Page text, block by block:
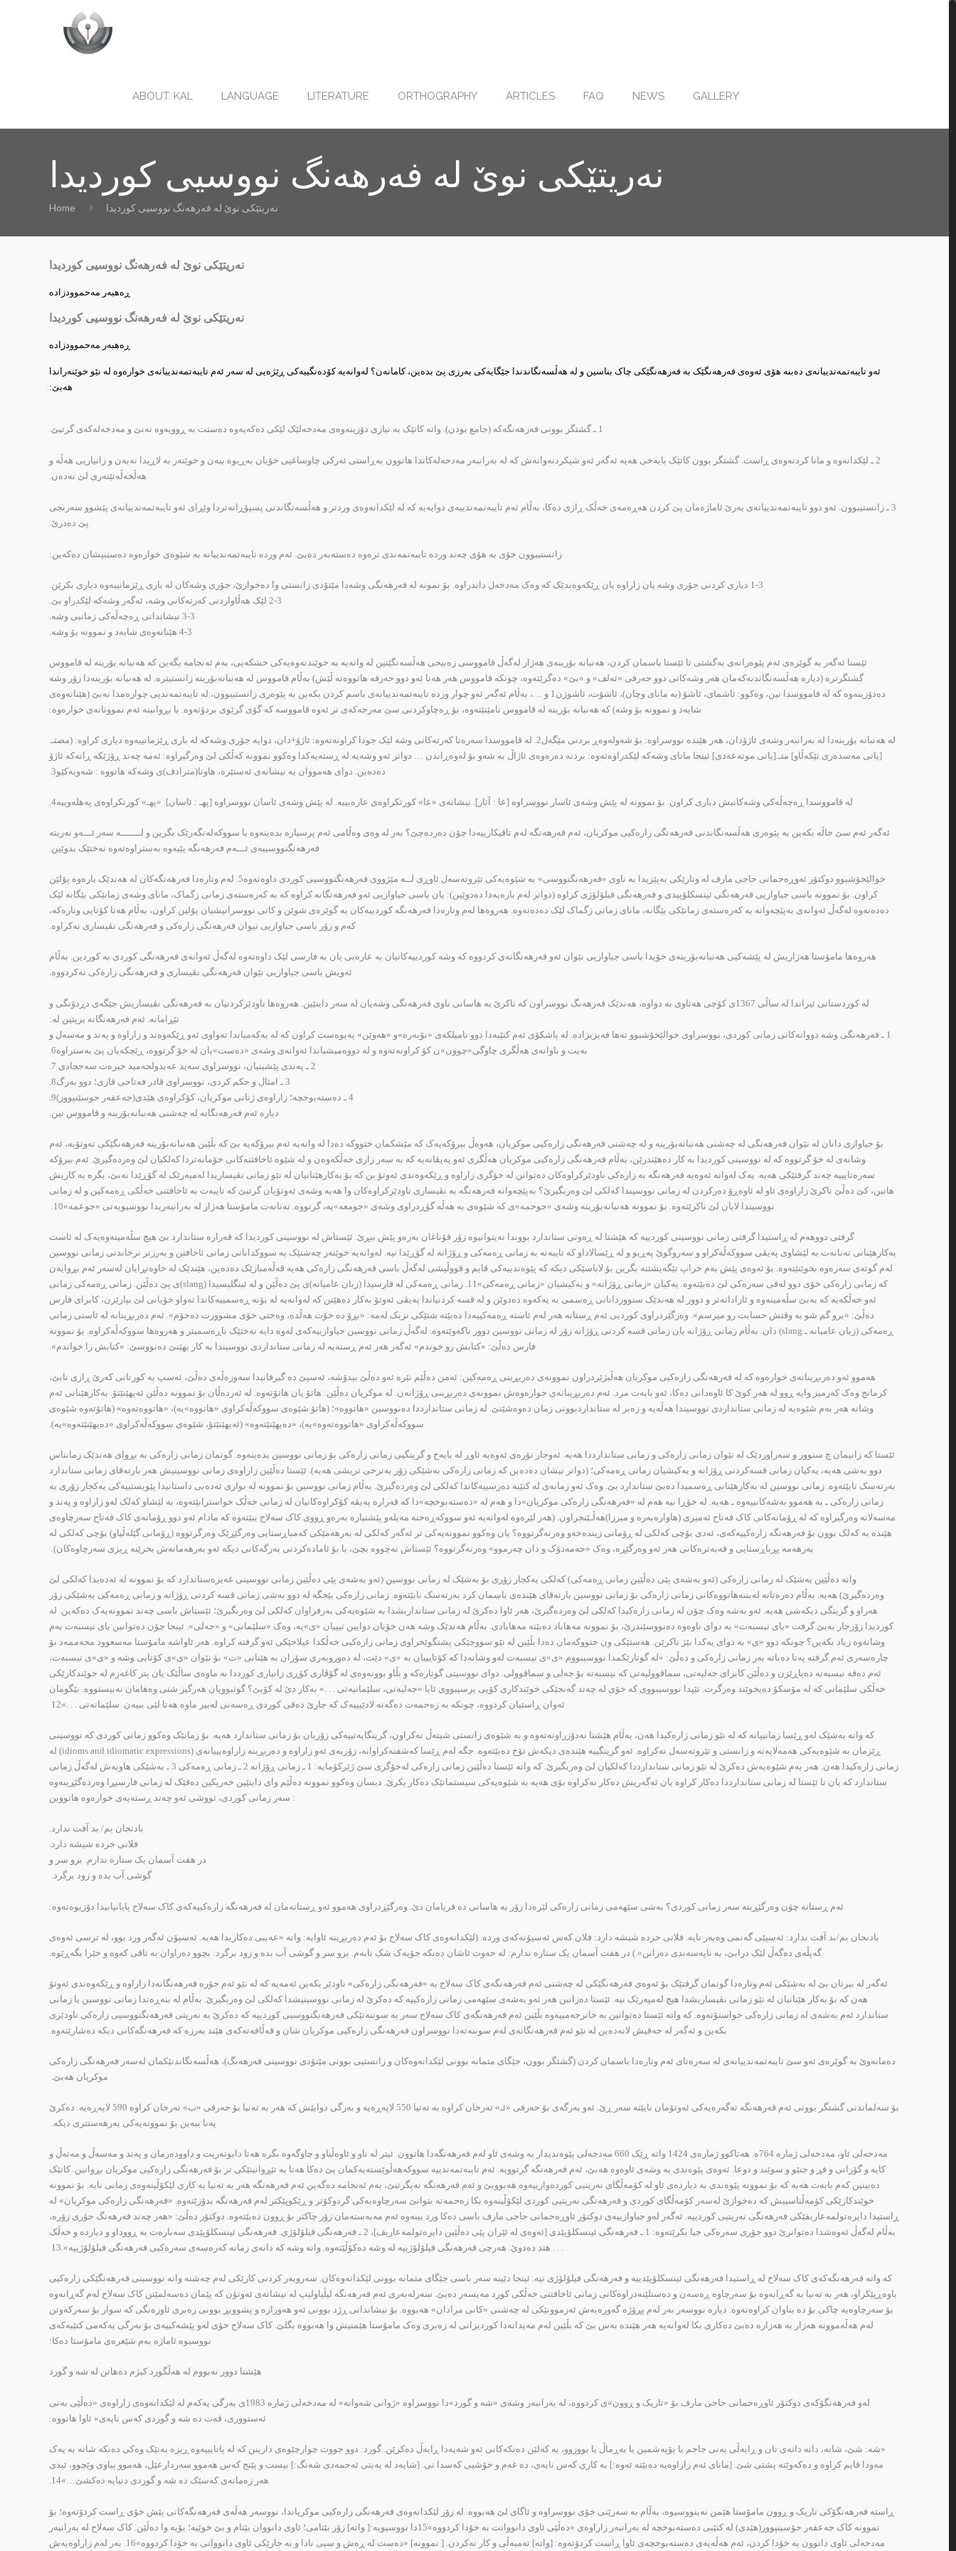
ABOUT. KAL LANGUAGE LITERATURE ORTHOGRAPHY ARTICLES FAQ NEWS GALLERY
نه‌ریتێکی نوێ له‌ فه‌رهه‌نگ نووسیی کوردیدا
Home نه‌ریتێکی نوێ له‌ فه‌رهه‌نگ نووسیی کوردیدا
نه‌ریتێکی نوێ له‌ فه‌رهه‌نگ نووسیی کوردیدا
نه‌ریتێکی نوێ له‌ فه‌رهه‌نگ نووسیی کوردیدا
ئه‌و تایبه‌تمه‌ندییانه‌ی ده‌بنه‌ هۆی ئه‌وه‌ی فه‌رهه‌نگێک به‌ فه‌رهه‌نگێکی چاک بناسین و له‌ هه‌ڵسه‌نگاندندا جێگایه‌کی به‌رزی پێ بده‌ین، کامانه‌ن؟ له‌وانه‌یه‌ کۆده‌نگییه‌کی ڕێژه‌یی له‌ سه‌ر ئه‌م تایبه‌تمه‌ندییانه‌ی خواره‌وه‌ له‌ نێو خوێنه‌راندا
هه‌بێ:
1 ـ گشتگر بوونی فه‌رهه‌نگه‌که‌ (جامع بودن). واته‌ کاتێک به‌ نیازی دۆزینه‌وه‌ی مه‌دخه‌لێک لێکی ده‌که‌یه‌وه‌ ده‌ستت به‌ ڕوویه‌وه‌ نه‌نێ و مه‌دخه‌له‌که‌ی گرتبێ.
2 ـ لێکدانه‌وه‌ و مانا کردنه‌وه‌ی ڕاست. گشتگر بوون کاتێک بایه‌خی هه‌یه‌ ئه‌گه‌ر ئه‌و شیکردنه‌وانه‌ش که‌ له‌ به‌رانبه‌ر مه‌دخه‌له‌کاندا هاتوون به‌ڕاستی ئه‌رکی چاوساغیی خۆیان به‌ڕیوه‌ ببه‌ن و خوێنه‌ر به‌ لاڕیدا نه‌به‌ن و زانیاریی هه‌ڵه‌ و
هه‌ڵخه‌ڵه‌تێنه‌ری لێ نه‌ده‌ن.
3 ـ زانستیبوون. ئه‌و دوو تایبه‌تمه‌ندییانه‌ی به‌رێ ئاماژه‌مان پێ کردن هه‌ڕه‌مه‌ی خه‌ڵک ڕازی ده‌کا، به‌ڵام ئه‌م تایبه‌تمه‌ندییه‌ی دوایه‌یه‌ که‌ له‌ لێکدانه‌وه‌ی وردتر و هه‌ڵسه‌نگاندنی پسپۆڕانه‌تردا وێڕای ئه‌و تایبه‌تمه‌ندییانه‌ی پێشوو سه‌رنجی
پێ ده‌درێ.
زانستیبوون خۆی به‌ هۆی چه‌ند ورده‌ تایبه‌تمه‌ندی تره‌وه‌ ده‌سته‌به‌ر ده‌بێ. ئه‌م ورده‌ تایبه‌تمه‌ندییانه‌ به‌ شێوه‌ی خواره‌وه‌ ده‌ستنیشان ده‌که‌ین:
1-3 دیاری کردنی جۆری وشه‌ یان زاراوه‌ یان ڕێکه‌وه‌ندێک که‌ وه‌ک مه‌دخه‌ل داندراوه‌. بۆ نمونه‌ له‌ فه‌رهه‌نگی وشه‌دا مێتۆدی زانستی وا ده‌خوازێ، جۆری وشه‌کان له‌ باری ڕێزمانییه‌وه‌ دیاری بکرێن.
2-3 لێک هه‌ڵاواردنی که‌رته‌کانی وشه‌، ئه‌گه‌ر وشه‌که‌ لێکدراو بێ.
3-3 نیشاندانی ڕه‌چه‌ڵه‌کی زمانیی وشه‌.
4-3 هێنانه‌وه‌ی شایه‌د و نموونه‌ بۆ وشه‌.
ئێستا ئه‌گه‌ر به‌ گوێره‌ی ئه‌م پێوه‌رانه‌ی به‌گشتی تا ئێستا باسمان کردن، هه‌نبانه‌ بۆرینه‌ی هه‌ژار له‌گه‌ڵ قامووسی زه‌بیحی هه‌ڵسه‌نگێنین له‌ وانه‌یه‌ به‌ خوێندنه‌وه‌یه‌کی خشکه‌یی، به‌م ئه‌نجامه‌ بگه‌ین که‌ هه‌نبانه‌ بۆرینه‌ له‌ قامووس
گشتگرتره‌ (دیاره‌ هه‌ڵسه‌نگاندنه‌که‌مان هه‌ر وشه‌کانی دوو حه‌رفی «ئه‌لف» و «بێ» ده‌گرێته‌وه‌، چونکه‌ قامووس هه‌ر هه‌تا ئه‌و دوو حه‌رفه‌ هاتووه‌ته‌ ڵێش) به‌ڵام قامووس له‌ هه‌نبانه‌بۆرینه‌ زانستیتره‌. له‌ هه‌نبانه‌ بۆرینه‌دا زۆر وشه‌
ده‌دۆزینه‌وه‌ که‌ له‌ قامووسدا نین، وه‌کوو: ئاشمای، ئاشۆ (به‌ مانای وچان)، ئاشۆت، ئاشوژن1 و …، به‌ڵام ئه‌گه‌ر ئه‌و چوار ورده‌ تایبه‌تمه‌ندییانه‌ی باسم کردن بکه‌ین به‌ پێوه‌ری زانستیبوون، له‌ تایبه‌تمه‌ندیی چواره‌مدا نه‌بێ (هێنانه‌وه‌ی
شایه‌د و نموونه‌ بۆ وشه‌) که‌ هه‌نبانه‌ بۆرینه‌ له‌ قامووس نامێنێته‌وه‌، بۆ ڕه‌چاوکردنی سێ مه‌رجه‌که‌ی تر ئه‌وه‌ قامووسه‌ که‌ گۆی گرێوی بردۆته‌وه‌. با بڕوانینه‌ ئه‌م نموونانه‌ی خواره‌وه‌:
له‌ هه‌نبانه‌ بۆرینه‌دا له‌ به‌رانبه‌ر وشه‌ی ئاژۆدان، هه‌ر هێنده‌ نووسراوه‌: بۆ شه‌وله‌وه‌ڕ بردنی مێگه‌ل2. له‌ قامووسدا سه‌ره‌تا که‌رته‌کانی وشه‌ لێک جودا کراونه‌ته‌وه‌: ئاژۆ+دان، دوایه‌ جۆری وشه‌که‌ له‌ باری ڕێزمانییه‌وه‌ دیاری کراوه‌: (مصتـ.
[یانی مه‌سده‌ری تێکه‌ڵاو] متـ.[یانی موته‌عه‌دی] ئینجا مانای وشه‌که‌ لێکدراوه‌ته‌وه‌: بردنه‌ ده‌ره‌وه‌ی ئاژاڵ به‌ شه‌و بۆ له‌وه‌ڕاندن … دواتر ئه‌و وشه‌یه‌ له‌ ڕسته‌یه‌کدا وه‌کوو نموونه‌ که‌ڵکی لێ وه‌رگیراوه‌: ئه‌مه‌ چه‌ند ڕۆژێکه‌ ڕانه‌که‌ ئاژۆ
ده‌ده‌ین. دوای هه‌مووان به‌ نیشانه‌ی ئه‌ستێره‌، هاوتا(مترادف)ی وشه‌که‌ هاتووه‌ : شه‌وبه‌کێو3.
له‌ قامووسدا ڕه‌چه‌ڵه‌کی وشه‌کانیش دیاری کراون. بۆ نموونه‌ له‌ پێش وشه‌ی ئاسار نووسراوه ‌[عا : آثار]. نیشانه‌ی «عا» کورتکراوه‌ی عاره‌بییه‌. له‌ پێش وشه‌ی ئاسان نووسراوه‌ [پهـ : ئاسان]. «پهـ» کورتکراوه‌ی په‌هله‌وییه‌4.
ئه‌گه‌ر ئه‌م سێ خاڵه‌ بکه‌ین به‌ پێوه‌ری هه‌ڵسه‌نگاندنی فه‌رهه‌نگی زاره‌کیی موکریان، ئه‌م فه‌رهه‌نگه‌ له‌م تاقیکارییه‌دا چۆن ده‌رده‌چێ؟ به‌ر له‌ وه‌ی وه‌ڵامی ئه‌م پرسیاره‌ بده‌ینه‌وه‌ با سووکه‌له‌نگه‌رێک بگرین و لـــــــه‌ سه‌ر ئـــه‌و نه‌ریته‌
فه‌رهه‌نگنووسییه‌ی ئـــه‌م فه‌رهه‌نگه‌ پێیه‌وه‌ به‌ستراوه‌ته‌وه‌ نه‌ختێک بدوێین.
خوالێخۆشبوو دوکتۆر ئه‌وڕه‌حمانی حاجی مارف له‌ وتارێکی به‌پێزیدا به‌ ناوی «فه‌رهه‌نگنووسی» به‌ شێوه‌یه‌کی تێروته‌سه‌ل ئاوڕی لــه‌ مێژووی فه‌رهه‌نگنووسیی کوردی داوه‌ته‌وه‌5. له‌م وتاره‌دا فه‌رهه‌نگه‌کان له‌ هه‌ندێک باره‌وه‌ پۆلێن
کراون. بۆ نموونه‌ باسی جیاوازیی فه‌رهه‌نگی ئینسکلۆپیدی و فه‌رهه‌نگی فیلۆلۆژی کراوه‌ (دواتر له‌م باره‌یه‌دا ده‌دوێین): یان باسی جیاوازیی ئه‌و فه‌رهه‌نگانه‌ کراوه‌ که‌ به‌ که‌ره‌سته‌ی زمانی زگماک، مانای وشه‌ی زمانێکی بێگانه‌ لێک
ده‌ده‌نه‌وه‌ له‌گه‌ڵ ئه‌وانه‌ی به‌پێچه‌وانه‌ به‌ که‌ره‌سته‌ی زمانێکی بێگانه‌، مانای زمانی زگماک لێک ده‌ده‌نه‌وه‌. هه‌روه‌ها له‌م وتاره‌دا فه‌رهه‌نگه‌ کوردییه‌کان به‌ گوێره‌ی شوێن و کاتی نووسرانیشیان پۆلین کراون، به‌ڵام هه‌تا کۆتایی وتاره‌که‌،
که‌م و زۆر باسی جیاوازیی نیوان فه‌رهه‌نگی زاره‌کی و فه‌رهه‌نگی نڤیساری نه‌کراوه‌.
هه‌روه‌ها مامۆستا هه‌ژاریش له‌ پێشه‌کیی هه‌نبانه‌بۆرینه‌ی خۆیدا باسی جیاوازیی نێوان ئه‌و فه‌رهه‌نگانه‌ی کردووه‌ که‌ وشه‌ کوردییه‌کانیان به‌ عاره‌بی یان به‌ فارسی لێک داوه‌ته‌وه‌ له‌گه‌ڵ ئه‌وانه‌ی فه‌رهه‌نگی کوردی به‌ کوردین. به‌ڵام
ئه‌ویش باسی جیاوازیی نێوان فه‌رهه‌نگی نڤیساری و فه‌رهه‌نگی زاره‌کی نه‌کردووه‌.
له‌ کوردستانی ئیراندا له‌ ساڵی 1367ی کۆچی هه‌تاوی به‌ دواوه‌، هه‌ندێک فه‌رهه‌نگ نووسراون که‌ ناکرێ به‌ هاسانی ناوی فه‌رهه‌نگی وشه‌یان له‌ سه‌ر دابنێین. هه‌روه‌ها ناودێرکردنیان به‌ فه‌رهه‌نگی نڤیساریش جێگه‌ی دڕدۆنگی و
تێڕامانه‌. ئه‌م فه‌رهه‌نگانه‌ بریتین له‌:
1 ـ فه‌رهه‌نگی وشه‌ دووانه‌کانی زمانی کوردی، نووسراوی خوالێخۆشبوو ته‌ها فه‌یزیزاده‌. له‌ پاشکۆی ئه‌م کتێبه‌دا دوو نامیلکه‌ی «نۆبه‌ره‌»و «هه‌وێن» په‌یوه‌ست کراون که‌ له‌ یه‌که‌میاندا ته‌واوی ئه‌و ڕێکه‌وه‌ند و زاراوه‌ و په‌ند و مه‌سه‌ل و
به‌یت و باوانه‌ی هه‌ڵگری چاوگی«چوون»ن کۆ کراونه‌ته‌وه‌ و له‌ دووه‌میشیاندا ئه‌وانه‌ی وشه‌ی «ده‌ست»یان له‌ خۆ گرتووه‌، ڕێچکه‌یان پێ به‌ستراوه‌6.
2 ـ په‌ندی پێشینیان، نووسراوی سه‌ید عه‌بدولحه‌مید حیره‌ت سه‌ججادی 7.
3 ـ امثال و حکم کردی، نووسراوی قادر فه‌تاحی قازی؛ دوو به‌رگ8.
4 ـ ده‌سته‌بوخچه‌؛ زاراوه‌ی ژنانی موکریان، کۆکراوه‌ی هێدی(جه‌عفه‌ر حوسێنپوور)9.
دیاره‌ ئه‌م فه‌رهه‌نگانه‌ له‌ چه‌شنی هه‌نبانه‌بۆرینه‌ و قامووس نین.
بۆ جیاوازی دانان له‌ نێوان فه‌رهه‌نگی له‌ چه‌شنی هه‌نبانه‌بۆرینه‌ و له‌ چه‌شنی فه‌رهه‌نگی زاره‌کیی موکریان، هه‌وه‌ڵ بیرۆکه‌یه‌ک که‌ مێشکمان ختووکه‌ ده‌دا له‌ وانه‌یه‌ ئه‌م بیرۆکه‌یه‌ بێ که‌ بڵێین هه‌نبانه‌بۆرینه‌ فه‌رهه‌نگێکی ته‌وتۆیه‌، ئه‌م
وشانه‌ی له‌ خۆ گرتووه‌ که‌ له‌ نووسینی کوردیدا به‌ کار ده‌هێندرێن، به‌ڵام فه‌رهه‌نگی زاره‌کیی موکریان هه‌ڵگری ئه‌و په‌یڤانه‌یه‌ که‌ به‌ سه‌ر زاری خه‌ڵکه‌وه‌ن و له‌ شێوه‌ ئاخافتنه‌کانی خۆمانه‌تردا که‌لکیان لێ وه‌رده‌گیرێ. ئه‌م بیرۆکه‌
سه‌ره‌تایییه‌ چه‌ند گرفتێکی هه‌یه‌. یه‌ک له‌وانه‌ ئه‌وه‌یه‌ فه‌رهه‌نگه‌ به‌ زاره‌کی ناودێرکراوه‌کان ده‌توانن له‌ خۆگری زاراوه‌ و ڕێکه‌وه‌ندی ئه‌وتۆ بن که‌ بۆ به‌کارهێنانیان له‌ نێو زمانی نڤیساریدا له‌مپه‌رێک له‌ گۆڕێدا نه‌بێ، بگره‌ به‌ کاریش
هاتبن، کێ ده‌ڵێ ناکرێ زاراوه‌ی ئاو له‌ ئاوه‌ڕۆ ده‌رکردن له‌ زمانی نووسیندا که‌لکی لێ وه‌ربگیرێ؟ به‌پێچه‌وانه‌ فه‌رهه‌نگه‌ به‌ نڤیساری ناودێرکراوه‌کان وا هه‌یه‌ وشه‌ی ئه‌وتۆیان گرتبێ که‌ تایبه‌ت به‌ ئاخافتنی خه‌ڵکی ڕه‌مه‌کین و له‌ زمانی
نووسیندا لایان لێ ناکرێته‌وه‌. بۆ نموونه‌ هه‌نبانه‌بۆرینه‌ وشه‌ی «جوحمه‌»ی که‌ شێوه‌ی به‌ هه‌ڵه‌ گۆڕدراوی وشه‌ی «جومعه‌»یه‌، گرتووه‌. ته‌نانه‌ت مامۆستا هه‌ژار له‌ به‌رانبه‌ریدا نووسیویه‌تی «جوعمه‌»10.
گرفتی دووهه‌م له‌ ڕاستیدا گرفتی زمانی نووسینی کوردییه‌ که‌ هێشتا له‌ ڕه‌وتی ستاندارد بووندا نه‌یتوانیوه‌ زۆر قۆناغان به‌ره‌و پێش ببڕێ. ئێستاش له‌ نووسینی کوردیدا که‌ قه‌راره‌ ستاندارد بێ هیچ سڵه‌مینه‌وه‌یه‌ک له‌ ئاست
به‌کارهێنانی ته‌نانه‌ت به‌ لێشاوی په‌یڤی سووکه‌ڵه‌کراو و سه‌روگوێ په‌ڕیو و له‌ ڕێسالاداو که‌ تایبه‌ته‌ به‌ زمانی ڕه‌مه‌کی و ڕۆژانه‌ له‌ گۆڕێدا نیه‌. له‌وانه‌یه‌ خوێنه‌ر چه‌شنێک به‌ سووکدانانی زمانی ئاخافتن و به‌رزتر نرخاندنی زمانی نووسین
له‌م گوته‌ی سه‌ره‌وه‌ بخوێنێته‌وه‌. بۆ ئه‌وه‌ی پێش به‌م خراپ تێگه‌یشتنه‌ بگرین بۆ لاباسێکی دیکه‌ که‌ پێوه‌ندییه‌کی قایم و قووڵیشی له‌گه‌ڵ باسی فه‌رهه‌نگی زاره‌کی هه‌یه‌ قه‌ڵه‌مبازێک ده‌ده‌ین، هێندێک له‌ خاوه‌نڕایان له‌سه‌ر ئه‌م بڕوایه‌ن
که‌ زمانی زاره‌کی خۆی دوو له‌قی سه‌ره‌کی لێ ده‌بێته‌وه‌. یه‌کیان «زمانی ڕۆژانه‌» و یه‌کیشیان «زمانی ڕه‌مه‌کی»11. زمانی ڕه‌مه‌کی له‌ فارسیدا (زبان عامیانه‌)ی پێ ده‌ڵێن و له‌ ئینگلیسیدا (slang)ی پێ ده‌ڵێن. زمانی ڕه‌مه‌کی زمانی
ئه‌و خه‌ڵکه‌یه‌ که‌ به‌بێ سڵه‌مینه‌وه‌ و ئازادانه‌تر و دوور له‌ هه‌ندێک سنووردانانی ڕه‌سمی به‌ یه‌که‌وه‌ ده‌دوێن و له‌ قسه‌ کردنیاندا په‌یڤی ئه‌وتۆ به‌کار ده‌هێنن که‌ له‌وانه‌یه‌ له‌ بۆنه‌ ڕه‌سمییه‌کاندا ته‌واو خۆیانی لێ بپارێزن، کابرای فارس
ده‌ڵێ: «برو گم شو به‌ وقتش حسابت رو میرسم». وه‌رگێردراوی کوردیی ئه‌م ڕستانه‌ هه‌ر له‌م ئاسته‌ ڕه‌مه‌کییه‌دا ده‌بێته‌ شتێکی نزیک له‌مه‌: «بڕۆ ده‌ خۆت هه‌ڵده‌، وه‌ختی خۆی مشوورت ده‌خۆم». ئه‌م ده‌ربڕینانه‌ له‌ ئاستی زمانی
ڕه‌مه‌کی (زبان عامیانه‌ ـ slang) دان. به‌ڵام زمانی ڕۆژانه‌ یان زمانی قسه‌ کردنی ڕۆژانه‌ زۆر له‌ زمانی نووسین دوور ناکه‌وێته‌وه‌. له‌گه‌ڵ زمانی نووسین جیاوازییه‌که‌ی له‌وه‌ دایه‌ نه‌ختێک ناڕه‌سمیتر و هه‌روه‌ها سووکه‌ڵه‌کراوه‌. بۆ نموونه‌
فارس ده‌ڵێ: «کتابش رو خوندم» ئه‌گه‌ر هه‌ر ئه‌م ڕسته‌یه‌ له‌ زمانی ستانداردی نووسیندا به‌ کار بهێنێ ده‌نووسێ: «کتابش را خواندم».
هه‌موو ئه‌و ده‌ربڕینانه‌ی خواره‌وه‌ که‌ له‌ فه‌رهه‌نگی زاره‌کیی موکریان هه‌ڵبژێردراون نموونه‌ی ده‌ربڕینی ڕه‌مه‌کین: ئه‌من ده‌ڵێم نێره‌ ئه‌و ده‌ڵێ بیدۆشه‌، ئه‌سپێ ده‌ گیرفانیدا سه‌وزه‌ڵه‌ی ده‌ڵێ، ئه‌سپ به‌ کورتانی که‌رێ ڕازی نابێ،
کرمانج وه‌ک که‌رمیز وایه‌ ڕوو له‌ هه‌ر کوێ کا ئاوه‌دانی ده‌کا، ئه‌و بابه‌ت مرد. ئه‌م ده‌ربڕینانه‌ی خواره‌وه‌ش نموونه‌ی ده‌ربڕینی ڕۆژانه‌ن. له‌ موکریان ده‌ڵێن: هاتۆ یان هاتۆته‌وه‌. له‌ ئه‌رده‌ڵان بۆ نموونه‌ ده‌ڵێن ئه‌یهێنێتۆ. به‌کارهێنانی ئه‌م
وشانه‌ هه‌ر به‌م شێوه‌یه‌ له‌ زمانی ستانداردی نووسیندا هه‌ڵه‌یه‌ و زه‌بر له‌ ستانداردبوونی زمان ده‌وه‌شێنێ. له‌ زمانی ستاندارددا ده‌نووسین «هاتووه‌»؛ (هاتۆ شێوه‌ی سووکه‌ڵه‌کراوی «هاتووه‌»یه‌)، «هاتووه‌ته‌وه‌» (هاتۆته‌وه‌ شێوه‌ی
سووکه‌ڵه‌کراوی «هاتووه‌ته‌وه‌»یه‌)، «ده‌یهێنێته‌وه‌» (ئه‌یهێنێتۆ، شێوه‌ی سووکه‌ڵه‌کراوی «ده‌یهێنێته‌وه‌»یه‌).
ئێستا که‌ زانیمان چ سنوور و سه‌راوردێک له‌ نێوان زمانی زاره‌کی و زمانی ستاندارددا هه‌یه‌. ئه‌وجار نۆره‌ی ئه‌وه‌یه‌ ئاوڕ له‌ بایه‌خ و گرینگیی زمانی زاره‌کی بۆ زمانی نووسین بده‌ینه‌وه‌. گوتمان زمانی زاره‌کی به‌ بڕوای هه‌ندێک زمانناس
دوو به‌شی هه‌یه‌، یه‌کیان زمانی قسه‌کردنی ڕۆژانه‌ و یه‌کیشیان زمانی ڕه‌مه‌کی؛ (دواتر نیشان ده‌ده‌ین که‌ زمانی زاره‌کی به‌شێکی زۆر به‌نرخی تریشی هه‌یه‌). ئێستا ده‌ڵێین زاراوه‌ی زمانی نووسینیش هه‌ر بارته‌قای زمانی ستاندارد
به‌رته‌سک نابێته‌وه‌. زمانی نووسین له‌ به‌کارهێنانی ڕه‌سمیدا ده‌بێ ستاندارد بێ. وه‌ک ئه‌و زمانه‌ی له‌ کتێبه‌ ده‌رسییه‌کاندا که‌لکی لێ وه‌رده‌گیرێ. به‌ڵام زمانی نووسین بۆ نموونه‌ له‌ بواری ئه‌ده‌بی داستانیدا پێویستییه‌کی یه‌کجار زۆری به‌
زمانی زاره‌کی ـ به‌ هه‌موو به‌شه‌کانییه‌وه‌ ـ هه‌یه‌. له‌ خۆڕا نیه‌ هه‌م له‌ «فه‌رهه‌نگی زاره‌کی موکریان»دا و هه‌م له‌ «ده‌سته‌بوخچه‌»دا که‌ قه‌راره‌ په‌یڤه‌ کۆکراوه‌کانیان له‌ زمانی خه‌ڵک خواسترابێته‌وه‌، به‌ لێشاو که‌لک له‌و زاراوه‌ و په‌ند و
مه‌سه‌لانه‌ وه‌رگیراوه‌ که‌ له‌ ڕۆمانه‌کانی کاک فه‌تاح ئه‌میری (هاواره‌به‌ره‌ و میرزا)هه‌ڵـێنجراون. (هه‌ر لێره‌وه‌ له‌وانه‌یه‌ ئه‌و سووکه‌ڕه‌خنه‌ مه‌یله‌و پێشنیاره‌ به‌ره‌و ڕووی کاک سه‌لاح ببێته‌وه‌ که‌ مادام ئه‌و دوو ڕۆمانه‌ی کاک فه‌تاح سه‌رچاوه‌ی
هێنده‌ به‌ که‌لک بوون بۆ فه‌رهه‌نگه‌ زاره‌کییه‌که‌ی، ئه‌دی بۆچی که‌لکی له‌ ڕۆمانی زینده‌خه‌و وه‌رنه‌گرتووه‌؟ یان وه‌کوو نموونه‌یه‌کی تر ئه‌گه‌ر که‌لکی له‌ به‌رهه‌مێکی که‌مباڕستایی وه‌رگێڕێک وه‌رگرتووه‌ (ڕۆمانی گێله‌ڵیاو) بۆچی که‌لکی له‌
به‌رهه‌مه‌ پڕباڕستایی و قه‌به‌تره‌کانی هه‌ر ئه‌و وه‌رگێڕه‌، وه‌ک «حه‌مه‌دۆک و دان چه‌رموو» وه‌رنه‌گرتووه‌؟ ئێستاش نه‌چووه‌ بچێ، با بۆ ئاماده‌کردنی به‌رگه‌کانی دیکه‌ ئه‌و به‌رهه‌مانه‌ش بخرێنه‌ ڕیزی سه‌رچاوه‌کان).
واته‌ ده‌ڵێین به‌شێک له‌ زمانی زاره‌کی (ئه‌و به‌شه‌ی پێی ده‌ڵێین زمانی ڕه‌مه‌کی) که‌لکی یه‌کجار زۆری بۆ به‌شێک له‌ زمانی نووسین (ئه‌و به‌شه‌ی پێی ده‌ڵێین زمانی نووسینی غه‌یره‌ستاندارد که‌ بۆ نموونه‌ له‌ ئه‌ده‌بدا که‌لکی لێ
وه‌رده‌گیرێ) هه‌یه‌. به‌ڵام ده‌ره‌تانه‌ له‌بننه‌هاتووه‌کانی زمانی زاره‌کی بۆ زمانی نووسین بارته‌قای هێنده‌ی باسمان کرد به‌رته‌سک نابێته‌وه‌. زمانی زاره‌کی بێجگه‌ له‌ دوو به‌شی زمانی قسه‌ کردنی ڕۆژانه‌ و زمانی ڕه‌مه‌کی به‌شێکی زۆر
هه‌راو و گرینگی دیکه‌شی هه‌یه‌. ئه‌و به‌شه‌ وه‌ک چۆن له‌ زمانی زاره‌کیدا که‌لکی لێ وه‌رده‌گیرێ، هه‌ر ئاوا ده‌کرێ له‌ زمانی ستانداریشدا به‌ شێوه‌یه‌کی به‌رفراوان که‌لکی لێ وه‌ربگیرێ؛ ئێستاش باسی چه‌ند نموونه‌یه‌ک ده‌که‌ین. له‌
کوردیدا زۆرجار به‌بێ گرفت «یای نیسبه‌ت» به‌ دوای ناوه‌وه‌ ده‌نووسێندرێ، بۆ نموونه‌ مه‌هاباد ده‌بێته‌ مه‌هابادی. به‌ڵام هه‌ندێک وشه‌ هه‌ن خۆیان دوایین تیپیان «ی»یه‌، وه‌ک «سلێمانی» و «جه‌لی». ئینجا چۆن ده‌توانین یای نیسبه‌ت به‌م
وشانه‌وه‌ زیاد بکه‌ین؟ چونکه‌ دوو «ی» به‌ دوای یه‌کدا بێژ ناکرێن. هه‌ستێکی ون ختووکه‌مان ده‌دا بڵێین له‌ نێو سووچێکی پشتگوێخراوی زمانی زاره‌کیی خه‌ڵکدا عیلاجێکی ئه‌و گرفته‌ کراوه‌. هه‌ر ئاواشه‌ مامۆستا مه‌سعوود محه‌ممه‌د بۆ
چاره‌سه‌ری ئه‌م گرفته‌ په‌نا ده‌باته‌ به‌ر زمانی زاره‌کی و ده‌ڵێ: «له‌ گوتارێکمدا نووسیبووم «ی»ی نیسبه‌ت له‌و وشانه‌دا که‌ کۆتایییان به‌ «ی» دێت، له‌ ده‌وروبه‌ری سۆران به‌ هێنانی «ت» بۆ نێوان «ی»ی کۆتایی وشه‌ و «ی»ی نیسبه‌ت،
ئه‌م ده‌قه‌ نیسبه‌ته‌ ده‌پاڕێزن و ده‌ڵێن کابرای جه‌لیه‌تی، سماقوولیه‌تی که‌ نیسبه‌ته‌ بۆ جه‌لی و سماقوولی. دوای نووسینی گوتاره‌که‌ و بڵاو بوونه‌وه‌ی له‌ گۆڤاری کۆڕی زانیاری کورددا به‌ ماوه‌ی ساڵێک یان پتر کاغه‌زم له‌ خوێندکارێکی
خه‌ڵکی سلێمانی که‌ له‌ مۆسکۆ ده‌یخوێند وه‌رگرت. تێیدا نووسیبووی که‌ خۆی له‌ چه‌ند گه‌نجێکی خوێندکاری کۆیی پرسیبووی ئایا «جه‌لیه‌تی، سلێمانیه‌تی . . .» به‌کار دێ له‌ کۆیێ؟ گوتبوویان هه‌رگیز شتی وه‌هامان نه‌بیستووه‌. بێگومان
ئه‌وان ڕاستیان کردووه‌، چونکه‌ به‌ زه‌حمه‌ت ده‌گه‌نه‌ لادێیییه‌ک که‌ جارێ ده‌قی کوردی ڕه‌سه‌نی له‌بیر ماوه‌ هه‌تا لێی ببیه‌ن. سلێمانه‌تی . . .»12
که‌ واته‌ به‌شێک له‌و ڕێسا زمانییانه‌ که‌ له‌ نێو زمانی زاره‌کیدا هه‌ن، به‌ڵام هێشتا نه‌دۆزراونه‌ته‌وه‌ و به‌ شێوه‌ی زانستی شیته‌ڵ نه‌کراون، گرینگایه‌تییه‌کی زۆریان بۆ زمانی ستاندارد هه‌یه‌. بۆ زمانێک وه‌کوو زمانی کوردی که‌ نووسینی
ڕێزمان به‌ شێوه‌یه‌کی هه‌مه‌لایه‌نه‌ و زانستی و تێروته‌سه‌ل نه‌کراوه‌. ئه‌و گرینگییه‌ هێنده‌ی دیکه‌ش تۆخ ده‌بێته‌وه‌. جگه‌ له‌م ڕێسا که‌شفنه‌کراوانه‌، زۆربه‌ی ئه‌و زاراوه‌ و ده‌ربڕینه‌ زاراوه‌یییانه‌ی (idioms and idiomatic expressions) له‌
زمانی زاره‌کیدا هه‌ن. هه‌ر به‌م شێوه‌یه‌ش ده‌کرێ له‌ نێو زمانی ستاندارددا که‌لکیان لێ وه‌ربگیرێ. که‌ واته‌ ئێستا ده‌ڵێین زمانی زاره‌کی له‌خۆگری سێ ژێرکۆمایه‌: 1 ـ زمانی ڕۆژانه‌ 2 ـ زمانی ڕه‌مه‌کی 3 ـ به‌شێکی هاوبه‌ش له‌گه‌ڵ زمانی
ستاندارد که‌ یان تا ئێستا له‌ زمانی ستاندارددا ده‌کار کراوه‌ یان ئه‌گه‌ریش ده‌کار نه‌کراوه‌ بۆی هه‌یه‌ به‌ شێوه‌یه‌کی سیستماتێک ده‌کار بکرێ. دیسان وه‌کوو نموونه‌ ده‌ڵێم وای دابنێین خه‌ریکین ده‌قێک له‌ زمانی فارسیڕا وه‌رده‌گێڕینه‌وه‌
سه‌ر زمانی کوردی، تووشی ئه‌و چه‌ند ڕسته‌یه‌ی خواره‌وه‌ هاتووین :
بادنجان بم/ بد آفت ندارد.
فلانی خرده شیشه دارد.
در هفت آسمان یک ستاره ندارم. برو سر و
گوشی آب بده و زود برگرد.
ئه‌م ڕستانه‌ چۆن وه‌رگێڕینه‌ سه‌ر زمانی کوردی؟ به‌شی سێهه‌می زمانی زاره‌کی لێره‌دا زۆر به‌ هاسانی ده‌ فریامان دێ. وه‌رگێڕدراوی هه‌موو ئه‌و ڕستانه‌مان له‌ فه‌رهه‌نگه‌ زاره‌کییه‌که‌ی کاک سه‌لاح پایانیانیدا دۆزیوه‌ته‌وه‌:
بادنجان بم/بد آفت ندارد: ئه‌سپێی گه‌نمی وه‌به‌ر نایه‌. فلانی خرده‌ شیشه‌ دارد: فلان که‌س ئه‌سپۆنه‌که‌ی ورده‌. (لێکدانه‌وه‌ی کاک سه‌لاح بۆ ئه‌م ده‌ربڕینه‌ ئاوایه‌: واته‌ «عه‌یبی ده‌کاریدا هه‌یه‌. ئه‌سپۆن ئه‌گه‌ر ورد بوو، له‌ ترسی ئه‌وه‌ی
گه‌پڵه‌ی ده‌گه‌ڵ لێک درابێ، به‌ ناپه‌سه‌ندی ده‌زانن».) در هفت آسمان یک ستاره‌ ندارم: له‌ حه‌وت ئاشان ده‌نکه‌ جۆیه‌ک شک نابه‌م. برو سر و گوشی آب بده‌ و زود برگرد: بچوو ده‌راوان به‌ تاقی که‌وه‌ و خێرا بگه‌ڕێوه‌.
ئه‌گه‌ر له‌ بیرتان بێ له‌ به‌شێکی ئه‌م وتاره‌دا گوتمان گرفتێک بۆ ئه‌وه‌ی فه‌رهه‌نگێکی له‌ چه‌شنی ئه‌م فه‌رهه‌نگه‌ی کاک سه‌لاح به‌ «فه‌رهه‌نگی زاره‌کی» ناودێر بکه‌ین ئه‌مه‌یه‌ که‌ له‌ نێو ئه‌م جۆره‌ فه‌رهه‌نگانه‌دا زاراوه‌ و ڕێکه‌وه‌ندی ئه‌وتۆ
هه‌ن که‌ بۆ به‌کار هێنانیان له‌ نێو زمانی نڤیساریشدا هیچ له‌مپه‌رێک نیه‌. ئێستا ده‌زانین هه‌ر ئه‌و به‌شه‌ی سێهه‌می زمانی زاره‌کییه‌ که‌ ده‌کرێ له‌ زمانی نووسینیشدا که‌لکی لێ وه‌ربگیرێ. به‌ڵام له‌ بنه‌ڕه‌تدا زمانی نووسین یا زمانی
ستاندارد ئه‌م به‌شه‌ی له‌ زمانی زاره‌کی خواستۆته‌وه‌. که‌ واته‌ ئێستا ده‌توانین به‌ خاترجه‌مییه‌وه‌ بڵێین ئه‌م فه‌رهه‌نگه‌ی کاک سه‌لاح سه‌ر به‌ سوننه‌تێکی فه‌رهه‌نگنووسیی کوردییه‌ که‌ ده‌کرێ به‌ نه‌ریتی فه‌رهه‌نگنووسیی زاره‌کی ناودێری
بکه‌ین و ئه‌گه‌ر له‌ حه‌قیش لانه‌ده‌ین له‌ نێو ئه‌م فه‌رهه‌نگانه‌ی له‌م سوننه‌ته‌دا نووسراون فه‌رهه‌نگی زاره‌کیی موکریان شان و قه‌ڵافه‌ته‌که‌ی هێند به‌رزه‌ که‌ فه‌رهه‌نگه‌کانی دیکه‌ ده‌شارێته‌وه‌.
ده‌مانه‌وێ به‌ گوێره‌ی ئه‌و سێ تایبه‌تمه‌ندییانه‌ی له‌ سه‌ره‌تای ئه‌م وتاره‌دا باسمان کردن (گشتگر بوون، جێگای متمانه‌ بوونی لێکدانه‌وه‌کان و زانستیی بوونی مێتۆدی نووسینی فه‌رهه‌نگ)، هه‌ڵسه‌نگاندنێکمان له‌سه‌ر فه‌رهه‌نگی زاره‌کی
موکریان هه‌بێ.
بۆ سه‌لماندنی گشتگر بوونی ئه‌م فه‌رهه‌نگه‌ ته‌گه‌ره‌یه‌کی ئه‌وتۆمان نایێته‌ سه‌ر ڕێ. ئه‌و به‌رگه‌ی بۆ حه‌رفی «ئـ» ته‌رخان کراوه‌ به‌ ته‌نیا 550 لاپه‌ڕه‌یه‌ و به‌رگی دوایێش که‌ هه‌ر به‌ ته‌نیا بۆ حه‌رفی «ب» ته‌رخان کراوه‌ 590 لاپه‌ڕه‌یه‌. ده‌کرێ
په‌نا ببه‌ین بۆ نموونه‌یه‌کی به‌رهه‌ستتری دیکه‌.
مه‌دخه‌لی ئاو، مه‌دخه‌لی ژماره‌ 764ه‌. هه‌تاکوو ژماره‌ی 1424 واته‌ ڕێک 660 مه‌دخه‌لی پێوه‌ندیدار به‌ وشه‌ی ئاو له‌م فه‌رهه‌نگه‌دا هاتوون. ئیتر له‌ ناو و ئاوه‌ڵناو و چاوگه‌وه‌ بگره‌ هه‌تا دابونه‌ریت و داووده‌رمان و په‌ند و مه‌سه‌ڵ و مه‌ته‌ڵ و
کایه‌ و گۆرانی و فڕ و جنێو و سوێند و دوعا. ئه‌وه‌ی پێوه‌ندی به‌ وشه‌ی ئاوه‌وه‌ هه‌بێ، ئه‌م فه‌رهه‌نگه‌ گرتوویه‌. ئه‌م تایبه‌تمه‌ندییه‌ سووکه‌هه‌ڵوێسته‌یه‌کمان پێ ده‌کا هه‌تا به‌ تێڕوانینێکی تر بۆ فه‌رهه‌نگی زاره‌کیی موکریان بڕوانین. کاتێک
ده‌بینین که‌م بابه‌ت هه‌یه‌ که‌ بۆ نموونه‌ پێوه‌ندی به‌ دیارده‌ی ئاو له‌ کۆمه‌ڵگای نه‌ریتیی کورده‌وارییه‌وه‌ هه‌بووبێ و ئه‌م فه‌رهه‌نگه‌ نه‌یگرتبێ، به‌م ئه‌نجامه‌ ده‌گه‌ین ئه‌م فه‌رهه‌نگه‌ هه‌ر به‌ ته‌نیا به‌ کاری لێکۆڵینه‌وه‌ی زمانی نایه‌. بۆ نموونه‌
خوێندکارێکی کۆمه‌ڵناسییش که‌ ده‌خوازێ له‌سه‌ر کۆمه‌ڵگای کوردی و فه‌رهه‌نگی نه‌ریتیی کوردی لێکۆڵینه‌وه‌ بکا زه‌حمه‌ته‌ بتوانێ سه‌رچاوه‌یه‌کی گردوکۆتر و ڕێکوپێکتر له‌م فه‌رهه‌نگه‌ بدۆزێته‌وه‌. «فه‌رهه‌نگی زاره‌کی موکریان» له‌
ڕاستیدا دایره‌تولمه‌عاریفێکی فه‌رهه‌نگی نه‌ریتیی کوردییه‌. ئه‌گه‌ر له‌و جیاوازییه‌ی دوکتۆر ئاوڕه‌حمانی حاجی مارف باسی ده‌کا ورد بینه‌وه‌ ئه‌م مه‌به‌سته‌مان زۆر چاکتر بۆ ڕوون ده‌بێته‌وه‌. دوکتۆر ده‌ڵێ: «هه‌ر چه‌ند فه‌رهه‌نگ جۆری زۆره‌،
به‌ڵام له‌گه‌ڵ ئه‌وه‌شدا ده‌توانرێ دوو جۆری سه‌ره‌کی جیا بکرێته‌وه‌: 1 ـ فه‌رهه‌نگی ئینسکلۆپێدی [ئه‌وه‌ی له‌ ئێران پێی ده‌ڵێین دایره‌تولمه‌عاریف]، 2 ـ فه‌رهه‌نگی فیلۆلۆژی. فه‌رهه‌نگی ئینسکلۆپێدی سه‌باره‌ت به‌ ڕووداو و دیارده‌ و خه‌ڵک
. . . هتد ده‌دوێ. هه‌رچی فه‌رهه‌نگی فیلۆلۆژییه‌ له‌ وشه‌ ده‌کۆڵێته‌وه‌. واته‌ وشه‌ که‌ دانه‌ی زمانه‌ که‌ره‌سه‌ی سه‌ره‌کیی فه‌رهه‌نگی فیلۆلۆژییه‌».13
که‌ واته‌ فه‌رهه‌نگه‌که‌ی کاک سه‌لاح له‌ ڕاستیدا فه‌رهه‌نگی ئینسکلۆپێدییه‌ و فه‌رهه‌نگی فیلۆلۆژی نیه‌. ئینجا دێینه‌ سه‌ر باسی جێگای متمانه‌ بوونی لێکدانه‌وه‌کان. سه‌روبه‌ر کردنی کارێکی له‌م چه‌شنه‌ واته‌ نووسینی فه‌رهه‌نگێکی زاره‌کیی
باوه‌ڕپێکراو، هه‌ر به‌ ته‌نیا به‌ گه‌ڕانه‌وه‌ بۆ سه‌رچاوه‌ ڕه‌سه‌ن و ده‌ستلێنه‌دراوه‌کانی زمانی ئاخافتنی خه‌ڵکی کورد مه‌یسه‌ر ده‌بێ. سه‌رله‌به‌ری ئه‌م فه‌رهه‌نگه‌ لیڵپاولیپ له‌ نیشانه‌ی ئه‌وتۆن که‌ پێمان ده‌سه‌لمێنن کاک سه‌لاح له‌م گه‌ڕانه‌وه‌
بۆ سه‌رچاوه‌یه‌ چاکی بۆ ده‌ بناوان کراوه‌ته‌وه‌. دیاره‌ نووسه‌ر به‌ر له‌م پڕۆژه‌ گه‌وره‌یه‌ش ئه‌زموونێکی له‌ چه‌شنی «کانی مرادان» هه‌بووه‌. بۆ نیشاندانی ڕژد بوونی ئه‌و هه‌ورازه‌ و پشووبڕ بوونی زه‌بری ئاوزه‌نگی که‌ سوار بۆ سه‌رکه‌وتن
له‌م هه‌ڵه‌مووته‌ هه‌زار به‌ هه‌زاره‌ ده‌بێ ده‌کاری بکا له‌وانه‌یه‌ هه‌ر هێنده‌ به‌س بێ که‌ بڵێین له‌م مه‌یدانه‌دا کوردیزانی له‌ زه‌بری وه‌ک مامۆستا هێمنیش وا هه‌بووه‌ بگلێ. کاک سه‌لاح خۆی له‌و پێشه‌کییه‌ی بۆ به‌رگی یه‌که‌می کتێبه‌که‌ی
نووسیوه‌ ئاماژه‌ به‌م شێعره‌ی مامۆستا ده‌کا:
هێشتا دوور نه‌بووم له‌ هه‌ڵگورد کیژم ده‌هاتن له‌ شه‌ و گورد
له‌و فه‌رهه‌نگۆکه‌ی دوکتۆر ئاوڕه‌حمانی حاجی مارف بۆ «تاریک و ڕوون»ی کردووه‌، له‌ به‌رانبه‌ر وشه‌ی «شه‌ و گورد»دا نووسراوه‌ «ژوانی شه‌وانه‌» له‌ مه‌دخه‌لی ژماره‌ 1983ی به‌رگی یه‌که‌م له‌ لێکدانه‌وه‌ی زاراوه‌ی «ده‌ڵێی به‌نی
ئه‌ستووری، قه‌ت ده‌ شه‌ و گوردی که‌س نایه‌ی» ئاوا هاتووه‌:
«شه‌: شێ، شانه‌، دانه‌ دانه‌ی تان و ڕایه‌ڵی به‌نی جاجم یا پۆپه‌شمین یا به‌ڕماڵ یا بووزوو، به‌ که‌لێن ده‌نکه‌کانی ئه‌و شه‌یه‌دا ڕایه‌ڵ ده‌کرێن. گورد: دوو جووت چوارچێوه‌ی دارینن که‌ له‌ پانایییه‌وه‌ ڕیزه‌ به‌نێک وه‌کی ده‌نکه‌ شانه‌ به‌ یه‌ک
مه‌ودا قایم کراوه‌ و ده‌که‌وێته‌ پشتی شێ. [مانای ئه‌م زاراوه‌یه‌ ده‌بێته‌ ئه‌وه‌:] به‌ کاری که‌س نایه‌ی، ده‌ غه‌م و خۆشیی که‌سدا نی. [شایه‌د له‌ به‌یتی ئه‌حمه‌دی شه‌نگ:] بیست و پێنج که‌س هه‌موو سه‌ردارعێل، هه‌موو پیاوی وێچوو، ئیدی
هه‌ر زه‌مانه‌ی که‌سێک ده‌ شه‌ و گوردی دنیایه‌ ده‌کشێ…»14.
ڕاسته‌ فه‌رهه‌نگۆکی تاریک و ڕوون مامۆستا هێمن نه‌ینووسیوه‌، به‌ڵام به‌ سه‌رێنی خۆی نووسراوه‌ و ئاگای لێ هه‌بووه‌. له‌ زۆر لێکدانه‌وه‌ی فه‌رهه‌نگی زاره‌کیی موکریاندا، نووسه‌ر هه‌ڵه‌ی فه‌رهه‌نگه‌کانی پێش خۆی ڕاست کردۆته‌وه‌؛ بۆ
نموونه‌ کاک جه‌عفه‌ر حۆسینپوور(هێدی) له‌ کتێبی ده‌سته‌بوخچه‌ له‌ به‌رانبه‌ر زاراوه‌ی «ده‌ڵێی ئاوی دانووانت به‌ خۆدا کردووه‌»15دا نووسیویه‌:[ واته‌] زۆر بێتامی؛ ئاوی دانووان بێتام و بێ خوێیه‌؛ بۆیه‌ وا ده‌ڵێن. کاک سه‌لاح له‌ به‌رانبه‌ر
مه‌دخه‌لی ئاوی دانوون به‌ خۆدا کردن، ئه‌م هه‌ڵه‌یه‌ی ده‌سته‌بوخچه‌ی ئاوا ڕاست کردۆته‌وه‌: [واته‌] ته‌مبه‌ڵی و کار نه‌کردن. [ نموونه‌] «ده‌ست له‌ ڕه‌ش و سپی نادا و به‌ جارێکی ئاوی دانووانی به‌ خۆدا کردووه‌»16. به‌ر له‌م زاراوه‌یه‌ش